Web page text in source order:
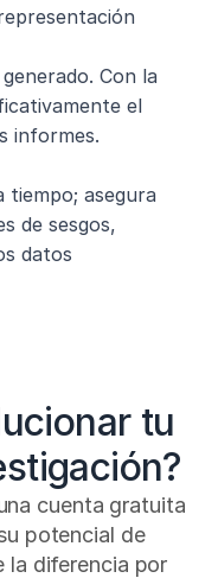
Con la
el
informes.
tiempo; asegura
de sesgos,
datos
tu
cuenta gratuita
potencial de
la diferencia por